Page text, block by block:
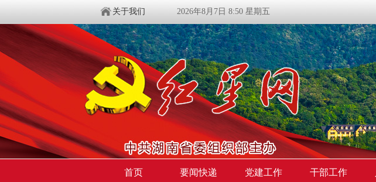
关于我们 2026年8月7日 8:50 星期五
首页 要闻快递 党建工作 干部工作